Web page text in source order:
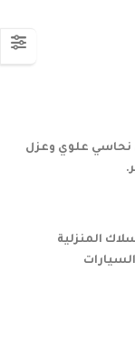
علوي وعزل
المنزلية